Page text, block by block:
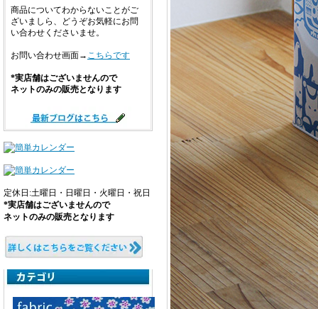
商品についてわからないことがご
ざいましら、どうぞお気軽にお問
い合わせくださいませ。
お問い合わせ画面→ こちらです
*実店舗はございませんので
ネットのみの販売となります
定休日:土曜日・日曜日・火曜日・祝日
*実店舗はございませんので
ネットのみの販売となります